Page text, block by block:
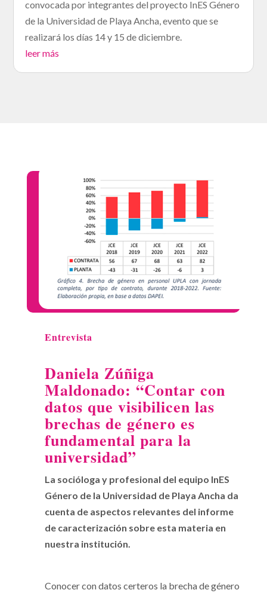
convocada por integrantes del proyecto InES Género
de la Universidad de Playa Ancha, evento que se
realizará los días 14 y 15 de diciembre.
leer más
Entrevista
Daniela Zúñiga
Maldonado: “Contar con
datos que visibilicen las
brechas de género es
fundamental para la
universidad”
La socióloga y profesional del equipo InES
Género de la Universidad de Playa Ancha da
cuenta de aspectos relevantes del informe
de caracterización sobre esta materia en
nuestra institución.
Conocer con datos certeros la brecha de género